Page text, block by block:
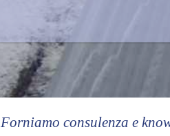
Forniamo consulenza e